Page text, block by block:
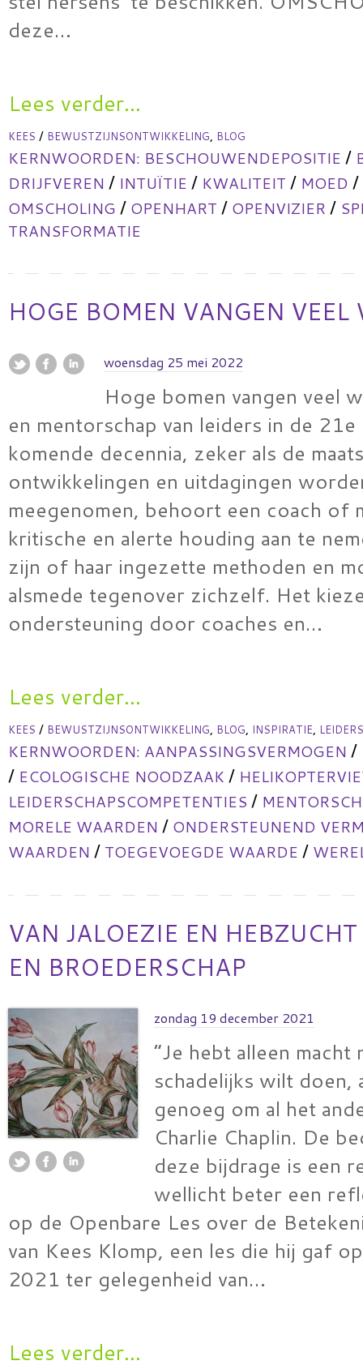
deze…
Lees verder...
KEES / BEWUSTZIJNSONTWIKKELING, BLOG
KERNWOORDEN: BESCHOUWENDEPOSITIE /
DRIJFVEREN / INTUÏTIE / KWALITEIT / MOED /
OMSCHOLING / OPENHART / OPENVIZIER /
TRANSFORMATIE
HOGE BOMEN VANGEN
woensdag 25 mei 2022
Hoge bomen vangen veel
en mentorschap van leiders in de
komende decennia, zeker als de
ontwikkelingen en uitdagingen
meegenomen, behoort een coach of
kritische en alerte houding aan te
zijn of haar ingezette methoden en
alsmede tegenover zichzelf. Het
ondersteuning door coaches en…
Lees verder...
KEES / BEWUSTZIJNSONTWIKKELING, BLOG, INSPIRATIE,
KERNWOORDEN: AANPASSINGSVERMOGEN /
/ ECOLOGISCHE NOODZAAK /
LEIDERSCHAPSCOMPETENTIES /
MORELE WAARDEN / ONDERSTEUNEND
WAARDEN / TOEGEVOEGDE WAARDE /
VAN JALOEZIE EN
EN BROEDERSCHAP
zondag 19 december 2021
“Je hebt alleen macht
schadelijks wilt doen,
genoeg om al het
Charlie Chaplin. De
deze bijdrage is een
wellicht beter een
op de Openbare Les over de
van Kees Klomp, een les die hij gaf
2021 ter gelegenheid van…
Lees verder...